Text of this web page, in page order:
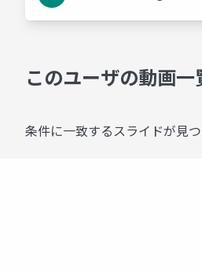
このユーザの動画一
条件に一致するスライドが見つ